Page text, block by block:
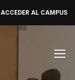
ACCEDER AL CAMPUS